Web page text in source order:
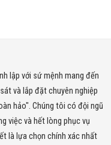
lập với sứ mệnh mang đến
và lắp đặt chuyên nghiệp
hảo". Chúng tôi có đội ngũ
việc và hết lòng phục vụ
là lựa chọn chính xác nhất